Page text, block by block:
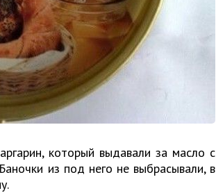
который выдавали за масло с
из под него не выбрасывали, в